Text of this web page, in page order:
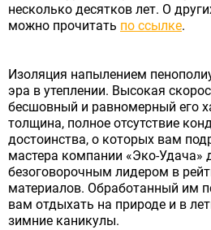
несколько десятков лет. О
можно прочитать по ссылке.
Изоляция напылением
эра в утеплении. Высокая
бесшовный и равномерный его
толщина, полное отсутствие
достоинства, о которых вам
мастера компании «Эко-
безоговорочным лидером в
материалов. Обработанный им
вам отдыхать на природе и в
зимние каникулы.